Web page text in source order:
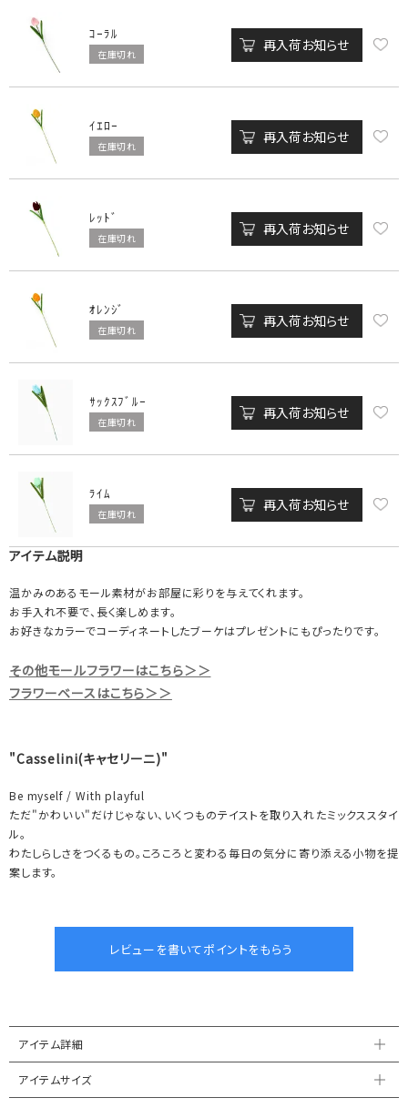
ｺｰﾗﾙ
在庫切れ
再入荷お知らせ
ｲｴﾛｰ
在庫切れ
再入荷お知らせ
ﾚｯﾄﾞ
在庫切れ
再入荷お知らせ
ｵﾚﾝｼﾞ
在庫切れ
再入荷お知らせ
ｻｯｸｽﾌﾞﾙｰ
在庫切れ
再入荷お知らせ
ﾗｲﾑ
在庫切れ
再入荷お知らせ
アイテム説明
温かみのあるモール素材がお部屋に彩りを与えてくれます。
お手入れ不要で、長く楽しめます。
お好きなカラーでコーディネートしたブーケはプレゼントにもぴったりです。
その他モールフラワーはこちら＞＞
フラワーベースはこちら＞＞
"Casselini(キャセリーニ)"
Be myself / With playful
ただ"かわいい"だけじゃない、いくつものテイストを取り入れたミックススタイ
ル。
わたしらしさをつくるもの。ころころと変わる毎日の気分に寄り添える小物を提
案します。
アイテム詳細
アイテムサイズ